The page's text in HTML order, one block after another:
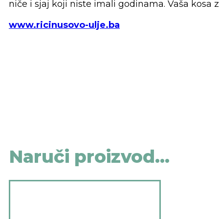
niče i sjaj koji niste imali godinama. Vaša kosa
www.ricinusovo-ulje.ba
Naruči proizvod...